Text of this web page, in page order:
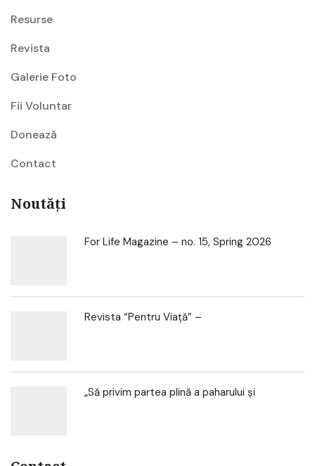
Resurse
Revista
Galerie Foto
Fii Voluntar
Donează
Contact
Noutăți
For Life Magazine – no. 15, Spring 2026
Revista “Pentru Viață” –
„Să privim partea plină a paharului și